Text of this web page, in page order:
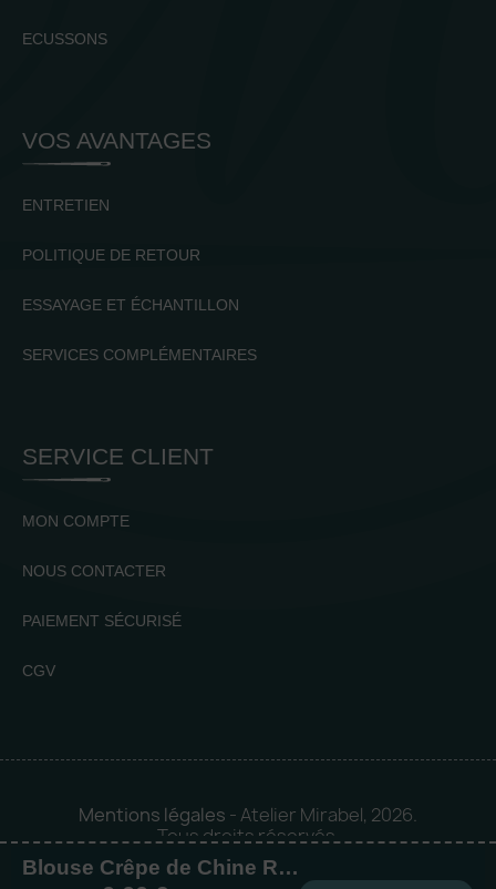
Blouse Crêpe de Chine Roma
ECUSSONS
VOS AVANTAGES
ENTRETIEN
POLITIQUE DE RETOUR
ESSAYAGE ET ÉCHANTILLON
SERVICES COMPLÉMENTAIRES
SERVICE CLIENT
MON COMPTE
NOUS CONTACTER
PAIEMENT SÉCURISÉ
CGV
Mentions légales - Atelier Mirabel, 2026.
Tous droits réservés.
Mise en orbite 🪐 byLogia |